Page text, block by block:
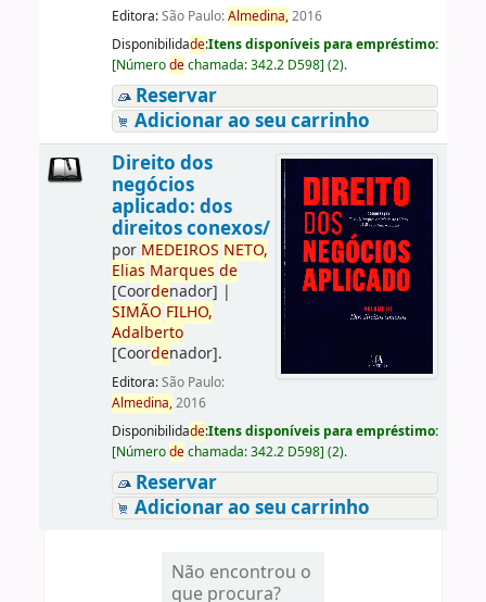
Editora:São Paulo:Almedina,2016
Disponibilidade:Itens disponíveis para empréstimo:
[Númerodechamada:342.2 D598] (2).
Reservar
Adicionar ao seu carrinho
Direito dos
negócios
aplicado: dos
direitos conexos/
por MEDEIROS NETO,
Elias Marques de
[Coordenador] |
SIMÃO FILHO,
Adalberto
[Coordenador].
Editora:São Paulo:
Almedina,2016
Disponibilidade:Itens disponíveis para empréstimo:
[Númerodechamada:342.2 D598] (2).
Reservar
Adicionar ao seu carrinho
Não encontrou o
que procura?